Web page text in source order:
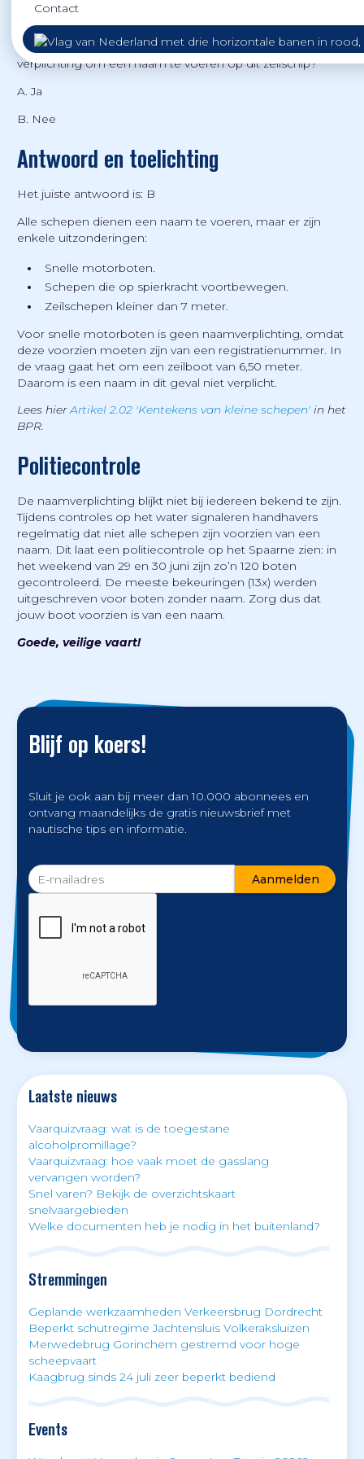
Contact
Vaarquizvraag
Je vaart in een zeilboot van 6,50 meter. Is er een ( BPR)
verplichting om een naam te voeren op dit zeilschip?
A. Ja
B. Nee
Antwoord en toelichting
Het juiste antwoord is: B
Alle schepen dienen een naam te voeren, maar er zijn
enkele uitzonderingen:
Snelle motorboten.
Schepen die op spierkracht voortbewegen.
Zeilschepen kleiner dan 7 meter.
Voor snelle motorboten is geen naamverplichting, omdat
deze voorzien moeten zijn van een registratienummer. In
de vraag gaat het om een zeilboot van 6,50 meter.
Daarom is een naam in dit geval niet verplicht.
Lees hierArtikel 2.02 'Kentekens van kleine schepen'in het
BPR.
Politiecontrole
De naamverplichting blijkt niet bij iedereen bekend te zijn.
Tijdens controles op het water signaleren handhavers
regelmatig dat niet alle schepen zijn voorzien van een
naam. Dit laat een politiecontrole op het Spaarne zien: in
het weekend van 29 en 30 juni zijn zo’n 120 boten
gecontroleerd. De meeste bekeuringen (13x) werden
uitgeschreven voor boten zonder naam. Zorg dus dat
jouw boot voorzien is van een naam.
Goede, veilige vaart!
Blijf op koers!
Sluit je ook aan bij meer dan 10.000 abonnees en
ontvang maandelijks de gratis nieuwsbrief met
nautische tips en informatie.
Laatste nieuws
Vaarquizvraag: wat is de toegestane
alcoholpromillage?
Vaarquizvraag: hoe vaak moet de gasslang
vervangen worden?
Snel varen? Bekijk de overzichtskaart
snelvaargebieden
Welke documenten heb je nodig in het buitenland?
Stremmingen
Geplande werkzaamheden Verkeersbrug Dordrecht
Beperkt schutregime Jachtensluis Volkeraksluizen
Merwedebrug Gorinchem gestremd voor hoge
scheepvaart
Kaagbrug sinds 24 juli zeer beperkt bediend
Events